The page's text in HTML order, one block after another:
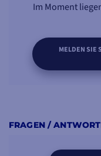
Im Moment
MELDEN SIE
FRAGEN /